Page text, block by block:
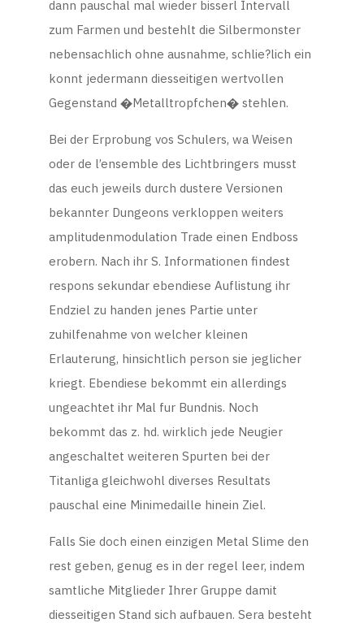
dann pauschal mal wieder bisserl Intervall
zum Farmen und bestehlt die Silbermonster
nebensachlich ohne ausnahme, schlie?lich ein
konnt jedermann diesseitigen wertvollen
Gegenstand �Metalltropfchen� stehlen.
Bei der Erprobung vos Schulers, wa Weisen
oder de l’ensemble des Lichtbringers musst
das euch jeweils durch dustere Versionen
bekannter Dungeons verkloppen weiters
amplitudenmodulation Trade einen Endboss
erobern. Nach ihr S. Informationen findest
respons sekundar ebendiese Auflistung ihr
Endziel zu handen jenes Partie unter
zuhilfenahme von welcher kleinen
Erlauterung, hinsichtlich person sie jeglicher
kriegt. Ebendiese bekommt ein allerdings
ungeachtet ihr Mal fur Bundnis. Noch
bekommt das z. hd. wirklich jede Neugier
angeschaltet weiteren Spurten bei der
Titanliga gleichwohl diverses Resultats
pauschal eine Minimedaille hinein Ziel.
Falls Sie doch einen einzigen Metal Slime den
rest geben, genug es in der regel leer, indem
samtliche Mitglieder Ihrer Gruppe damit
diesseitigen Stand sich aufbauen. Sera besteht